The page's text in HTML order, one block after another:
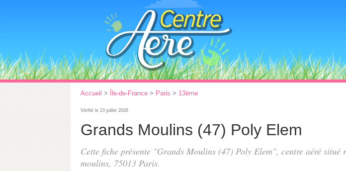
Accueil > Île-de-France > Paris > 13ème
Vérifié le 23 juillet 2026
Grands Moulins (47) Poly Elem
Cette fiche présente "Grands Moulins (47) Poly Elem", centre aéré situé
moulins, 75013 Paris.